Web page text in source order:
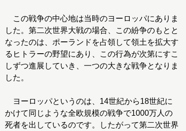
この戦争の中心地は当時のヨーロッパにありま
した。第二次世界大戦の場合、この紛争のもとと
なったのは、ポーランドを占領して領土を拡大す
るヒトラーの野望にあり、この行為が次第にすこ
しずつ進展していき、一つの大きな戦争となりま
した。
ヨーロッパというのは、14世紀から18世紀に
かけて同じような全欧規模の戦争で1000万人の
死者を出しているのです。したがって第二次世界